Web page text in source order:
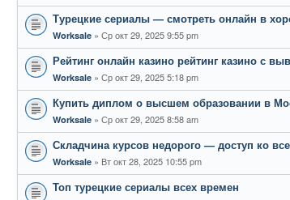
Турецкие сериалы — смотреть онлайн в
Worksale Ср окт 29, 2025 9:55 pm
Рейтинг онлайн казино рейтинг казино с
Worksale Ср окт 29, 2025 5:18 pm
Купить диплом о высшем образовании в
Worksale Ср окт 29, 2025 8:58 am
Складчина курсов недорого — доступ ко
Worksale Вт окт 28, 2025 10:55 pm
Топ турецкие сериалы всех времен